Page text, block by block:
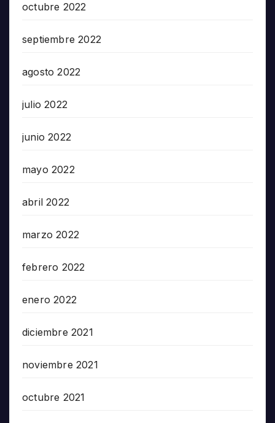
octubre 2022
septiembre 2022
agosto 2022
julio 2022
junio 2022
mayo 2022
abril 2022
marzo 2022
febrero 2022
enero 2022
diciembre 2021
noviembre 2021
octubre 2021